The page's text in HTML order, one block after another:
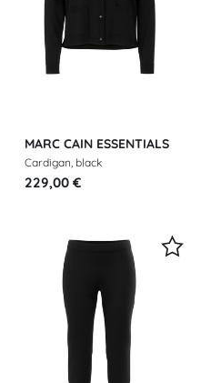
MARC CAIN ESSENTIALS
Cardigan, black
229,00 €